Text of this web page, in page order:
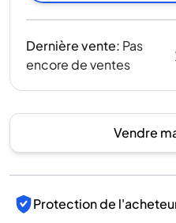
Dernière vente: Pas
encore de ventes
Vendre
Protection de